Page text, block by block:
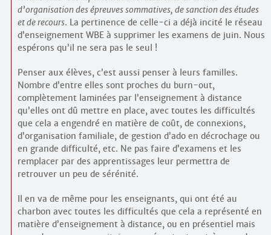
d’organisation des épreuves sommatives, de sanction des études
et de recours. La pertinence de celle-ci a déjà incité le réseau
d’enseignement WBE à supprimer les examens de juin. Nous
espérons qu’il ne sera pas le seul !
Penser aux élèves, c’est aussi penser à leurs familles.
Nombre d’entre elles sont proches du burn-out,
complètement laminées par l’enseignement à distance
qu’elles ont dû mettre en place, avec toutes les difficultés
que cela a engendré en matière de coût, de connexions,
d’organisation familiale, de gestion d’ado en décrochage ou
en grande difficulté, etc. Ne pas faire d’examens et les
remplacer par des apprentissages leur permettra de
retrouver un peu de sérénité.
Il en va de même pour les enseignants, qui ont été au
charbon avec toutes les difficultés que cela a représenté en
matière d’enseignement à distance, ou en présentiel mais